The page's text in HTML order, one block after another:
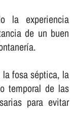
la experiencia
de un buen
fosa séptica, la
temporal de las
para evitar